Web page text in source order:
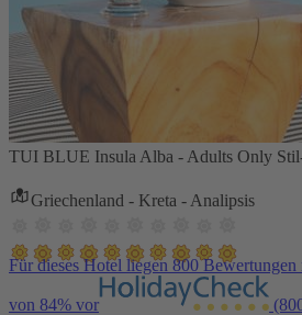
TUI BLUE Insula Alba - Adults Only
Griechenland - Kreta - Analipsis
Für dieses Hotel liegen 800
von 84% vor